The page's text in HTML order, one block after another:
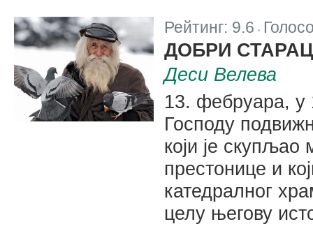
Рейтинг: 9.6
ДОБРИ
Деси Велева
13. фебруара, у
Господу
који је
престонице и
катедралног
целу његову